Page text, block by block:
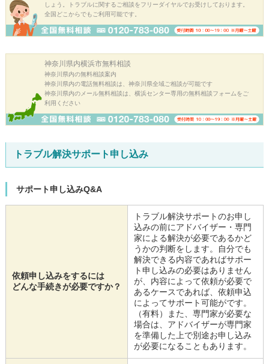
しょう。トラブルに関するご相談をフリーダイヤルでお受けしております。
全国どこからでもご利用可能です。
神奈川県内横浜市無料相談
神奈川県内の無料相談案内
神奈川県内の電話無料相談は、神奈川県全域ご相談が可能です
神奈川県内のメール無料相談は、横浜センター専用の無料相談フォームをご
利用ください
トラブル解決サポート申し込み
サポート申し込みQ&A
依頼申し込みをするには
どんな手続きが必要ですか？
トラブル解決サポートのお申し
込みの前にアドバイザー・専門
家による解決が必要であるかど
うかの判断をします。自分でも
解決できる内容であればサポー
ト申し込みの必要はありません
が、内容によって依頼が必要で
あるケースであれば、依頼申込
によってサポート可能がです。
（有料）また、専門家が必要な
場合は、アドバイザーが専門家
を準備した上で別途お申し込み
が必要になることもあります。